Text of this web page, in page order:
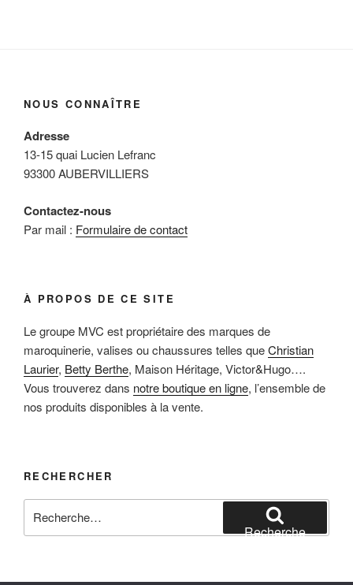
NOUS CONNAÎTRE
Adresse
13-15 quai Lucien Lefranc
93300 AUBERVILLIERS
Contactez-nous
Par mail : Formulaire de contact
À PROPOS DE CE SITE
Le groupe MVC est propriétaire des marques de
maroquinerie, valises ou chaussures telles queChristian
Laurier, Betty Berthe, Maison Héritage, Victor&Hugo….
Vous trouverez dans notre boutique en ligne, l’ensemble de
nos produits disponibles à la vente.
RECHERCHER
pour
Recherche